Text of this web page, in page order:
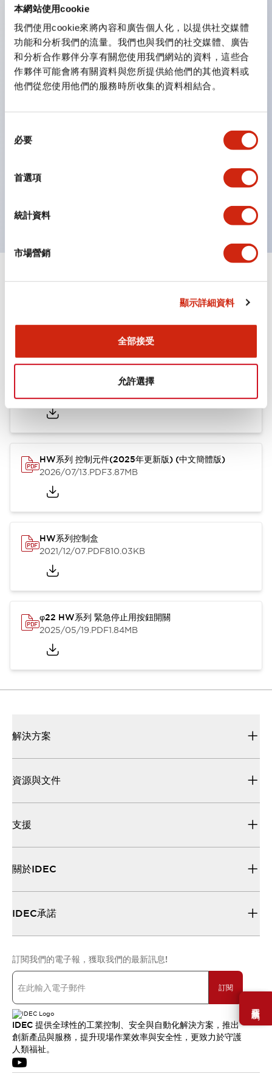
本網站使用cookie
我們使用cookie來將內容和廣告個人化，以提供社交媒體
功能和分析我們的流量。我們也與我們的社交媒體、廣告
和分析合作夥伴分享有關您使用我們網站的資料，這些合
作夥伴可能會將有關資料與您所提供給他們的其他資料或
他們從您使用他們的服務時所收集的資料相結合。
必要
首選項
統計資料
市場營銷
顯示詳細資料
全部接受
允許選擇
需要幫助嗎？
防護結構可防止水或油從面板前方滲入：IP65（僅雙按
鈕開關為 IP40）。
雙按鈕開關，可將兩個獨立動作的按鈕以及一個指示燈這
三種功能集結於一顆開關。
完整支援全球各地需求的多種電壓規格。
需分色管理的 LED 燈泡，如今可用單一顆燈泡呈現多種
顏色。
支援色彩通用設計（CUD）：可清楚辨識正方平頭形指
示燈的亮燈/熄燈狀態，以及點燈時的顏色識別。
符合 ISO 3864-4 安全色規範：在危險或緊急狀況下，
顏色表現更明確鮮明，便於更多人識別。
HW系列 Push-in式 控制元件 (中文簡體版)
HW系列 控制元件(2025年更新版) (中文簡體版)
2026/07/13.PDF3.87MB
HW系列控制盒
2021/12/07.PDF810.03KB
φ22 HW系列 緊急停止用按鈕開關
2025/05/19.PDF1.84MB
解決方案
資源與文件
支援
關於IDEC
IDEC承諾
訂閱我們的電子報，獲取我們的最新訊息!
訂閱
IDEC 提供全球性的工業控制、安全與自動化解決方案，推出
創新產品與服務，提升現場作業效率與安全性，更致力於守護
人類福祉。